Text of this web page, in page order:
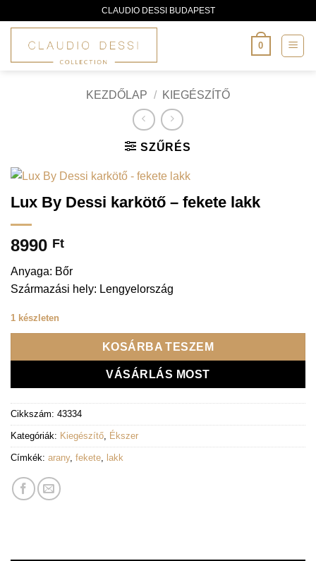
content
CLAUDIO DESSI BUDAPEST
0
KEZDŐLAP / KIEGÉSZÍTŐ
SZŰRÉS
Lux By Dessi karkötő – fekete lakk
8990 Ft
Anyaga: Bőr
Származási hely: Lengyelország
1 készleten
KOSÁRBA TESZEM
VÁSÁRLÁS MOST
Cikkszám: 43334
Kategóriák: Kiegészítő Ékszer
Címkék: arany, fekete lakk